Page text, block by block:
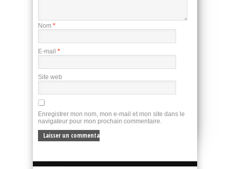
Nom *
E-mail *
Site web
Enregistrer mon nom, mon e-mail et mon site dans le
navigateur pour mon prochain commentaire.